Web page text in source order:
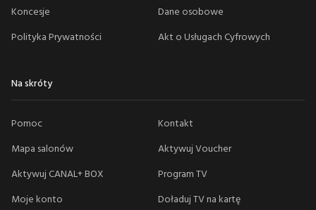
Koncesje
Dane osobowe
Polityka Prywatności
Akt o Usługach Cyfrowych
Na skróty
Pomoc
Kontakt
Mapa salonów
Aktywuj Voucher
Aktywuj CANAL+ BOX
Program TV
Moje konto
Doładuj TV na kartę